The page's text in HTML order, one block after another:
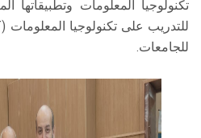
تكنولوجيا المعلومات وتطبيقاتها
للجامعات.